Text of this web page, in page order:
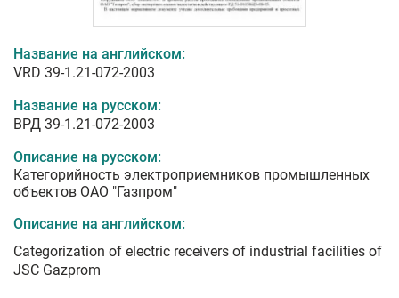
Название на английском:
VRD 39-1.21-072-2003
Название на русском:
ВРД 39-1.21-072-2003
Описание на русском:
Категорийность электроприемников промышленных
объектов ОАО "Газпром"
Описание на английском:
Categorization of electric receivers of industrial facilities of
JSC Gazprom